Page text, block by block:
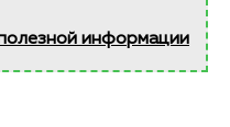
информации